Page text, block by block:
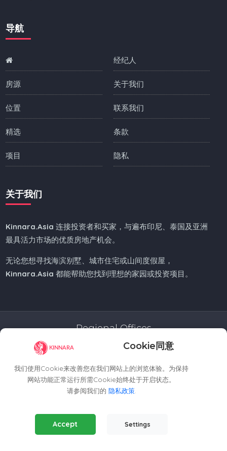
Cookie同意
我们使用Cookie来改善您在我们网站上的浏览体验。为保持
网站功能正常运行所需Cookie始终处于开启状态。
请参阅我们的 隐私政策.
Essential Cookies(Always Active)
Required for the website to function properly.
Accept Settings
导航
房源
位置
精选
项目
经纪人
关于我们
联系我们
条款
隐私
关于我们
Kinnara.Asia 连接投资者和买家，与遍布印尼、泰国及亚洲
最具活力市场的优质房地产机会。
无论您想寻找海滨别墅、城市住宅或山间度假屋，
Kinnara.Asia 都能帮助您找到理想的家园或投资项目。
Regional Offices
Kinnara Limited - Thailand
58, 9 Lagoon Rd, Choeng Thale
Thalang District, Phuket, 83110, Thailand
Kinnara Limited - Indonesia
Grand Sudirman Office Panin Tower 8th Floor